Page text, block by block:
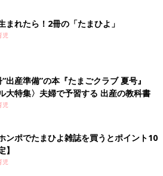
きは便秘かもしれません。
ったときの確認ポイント
って個人差が大きく、２〜３日出ない
とは限りません。便秘かもしれないと
を確認しましょう。
いないか、かたさはどうかをチェ
チがかたくなっていないかなどを観察
まれたら！2冊の「たまひよ」
児
出産準備”の本『たまごクラブ 夏号』
大特集〉夫婦で予習する 出産の教科書
児
ンポでたまひよ雑誌を買うとポイント10
】
児